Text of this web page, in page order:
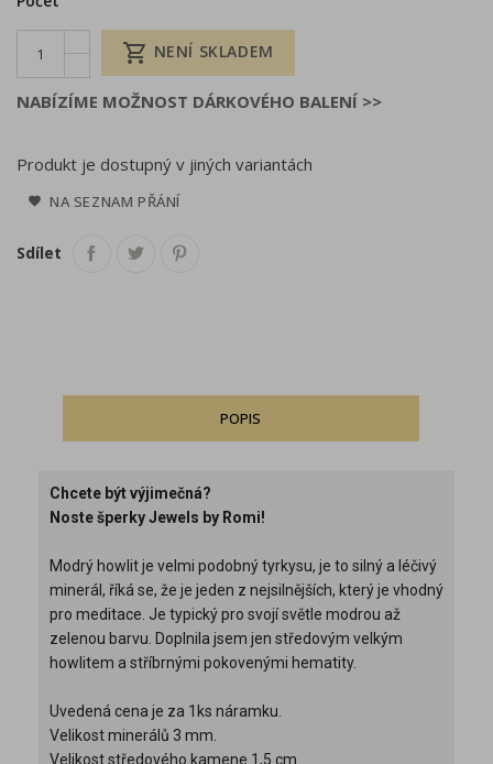
 NENÍ SKLADEM
NABÍZÍME MOŽNOST DÁRKOVÉHO BALENÍ >>
Produkt je dostupný v jiných variantách
NA SEZNAM PŘÁNÍ
Sdílet
POPIS
Chcete být výjimečná?
Noste šperky Jewels by Romi!
Modrý howlit je velmi podobný tyrkysu, je to silný a léčivý
minerál, říká se, že je jeden z nejsilnějších, který je vhodný
pro meditace. Je typický pro svojí světle modrou až
zelenou barvu. Doplnila jsem jen středovým velkým
howlitem a stříbrnými pokovenými hematity.
Uvedená cena je za 1ks náramku.
Velikost minerálů 3 mm.
Velikost středového kamene 1,5 cm.